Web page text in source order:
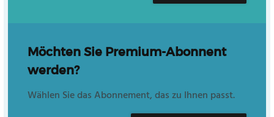
Möchten Sie Premium-Abonnent
werden?
Wählen Sie das Abonnement, das zu Ihnen passt.